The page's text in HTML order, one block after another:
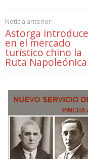
Noticia anterior:
Astorga introduce
en el mercado
turístico chino la
Ruta Napoleónica